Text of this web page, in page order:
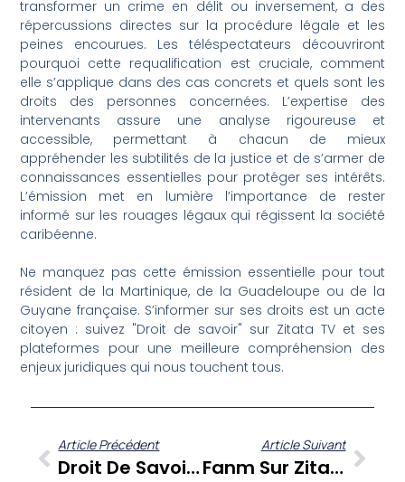
transformer un crime en délit ou inversement, a des
répercussions directes sur la procédure légale et les
peines encourues. Les téléspectateurs découvriront
pourquoi cette requalification est cruciale, comment
elle s’applique dans des cas concrets et quels sont les
droits des personnes concernées. L’expertise des
intervenants assure une analyse rigoureuse et
accessible, permettant à chacun de mieux
appréhender les subtilités de la justice et de s’armer de
connaissances essentielles pour protéger ses intérêts.
L’émission met en lumière l’importance de rester
informé sur les rouages légaux qui régissent la société
caribéenne.
Ne manquez pas cette émission essentielle pour tout
résident de la Martinique, de la Guadeloupe ou de la
Guyane française. S’informer sur ses droits est un acte
citoyen : suivez "Droit de savoir" sur Zitata TV et ses
plateformes pour une meilleure compréhension des
enjeux juridiques qui nous touchent tous.
Article Précédent
Droit De Savoir : Les Modes De Scrutin Sous La Loupe Des Experts De Martinique
Article Suivant
Fanm Sur Zitata TV : Mayah LEVEL Et Laurie Jam, Entre Rythmes Caribéens Et Parcours Inspirants